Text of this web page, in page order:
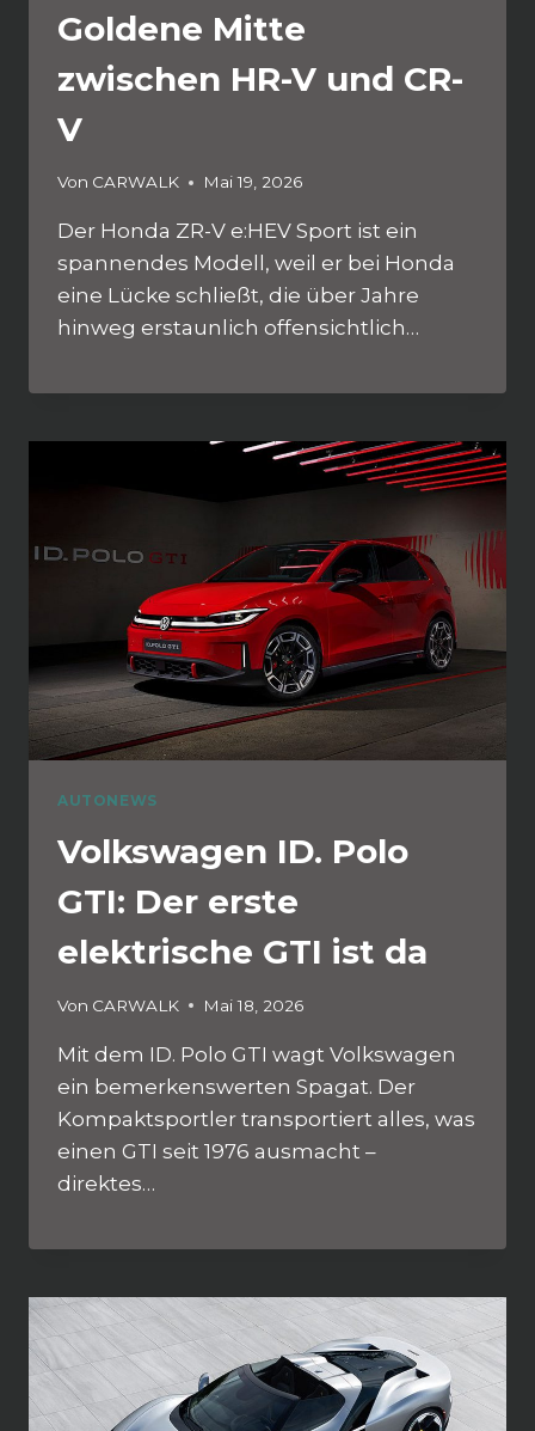
Goldene Mitte
zwischen HR-V und CR-
V
Von CARWALK Mai 19, 2026
Der Honda ZR-V e:HEV Sport ist ein
spannendes Modell, weil er bei Honda
eine Lücke schließt, die über Jahre
hinweg erstaunlich offensichtlich…
AUTONEWS
Volkswagen ID. Polo
GTI: Der erste
elektrische GTI ist da
Von CARWALK Mai 18, 2026
Mit dem ID. Polo GTI wagt Volkswagen
ein bemerkenswerten Spagat. Der
Kompaktsportler transportiert alles, was
einen GTI seit 1976 ausmacht –
direktes…